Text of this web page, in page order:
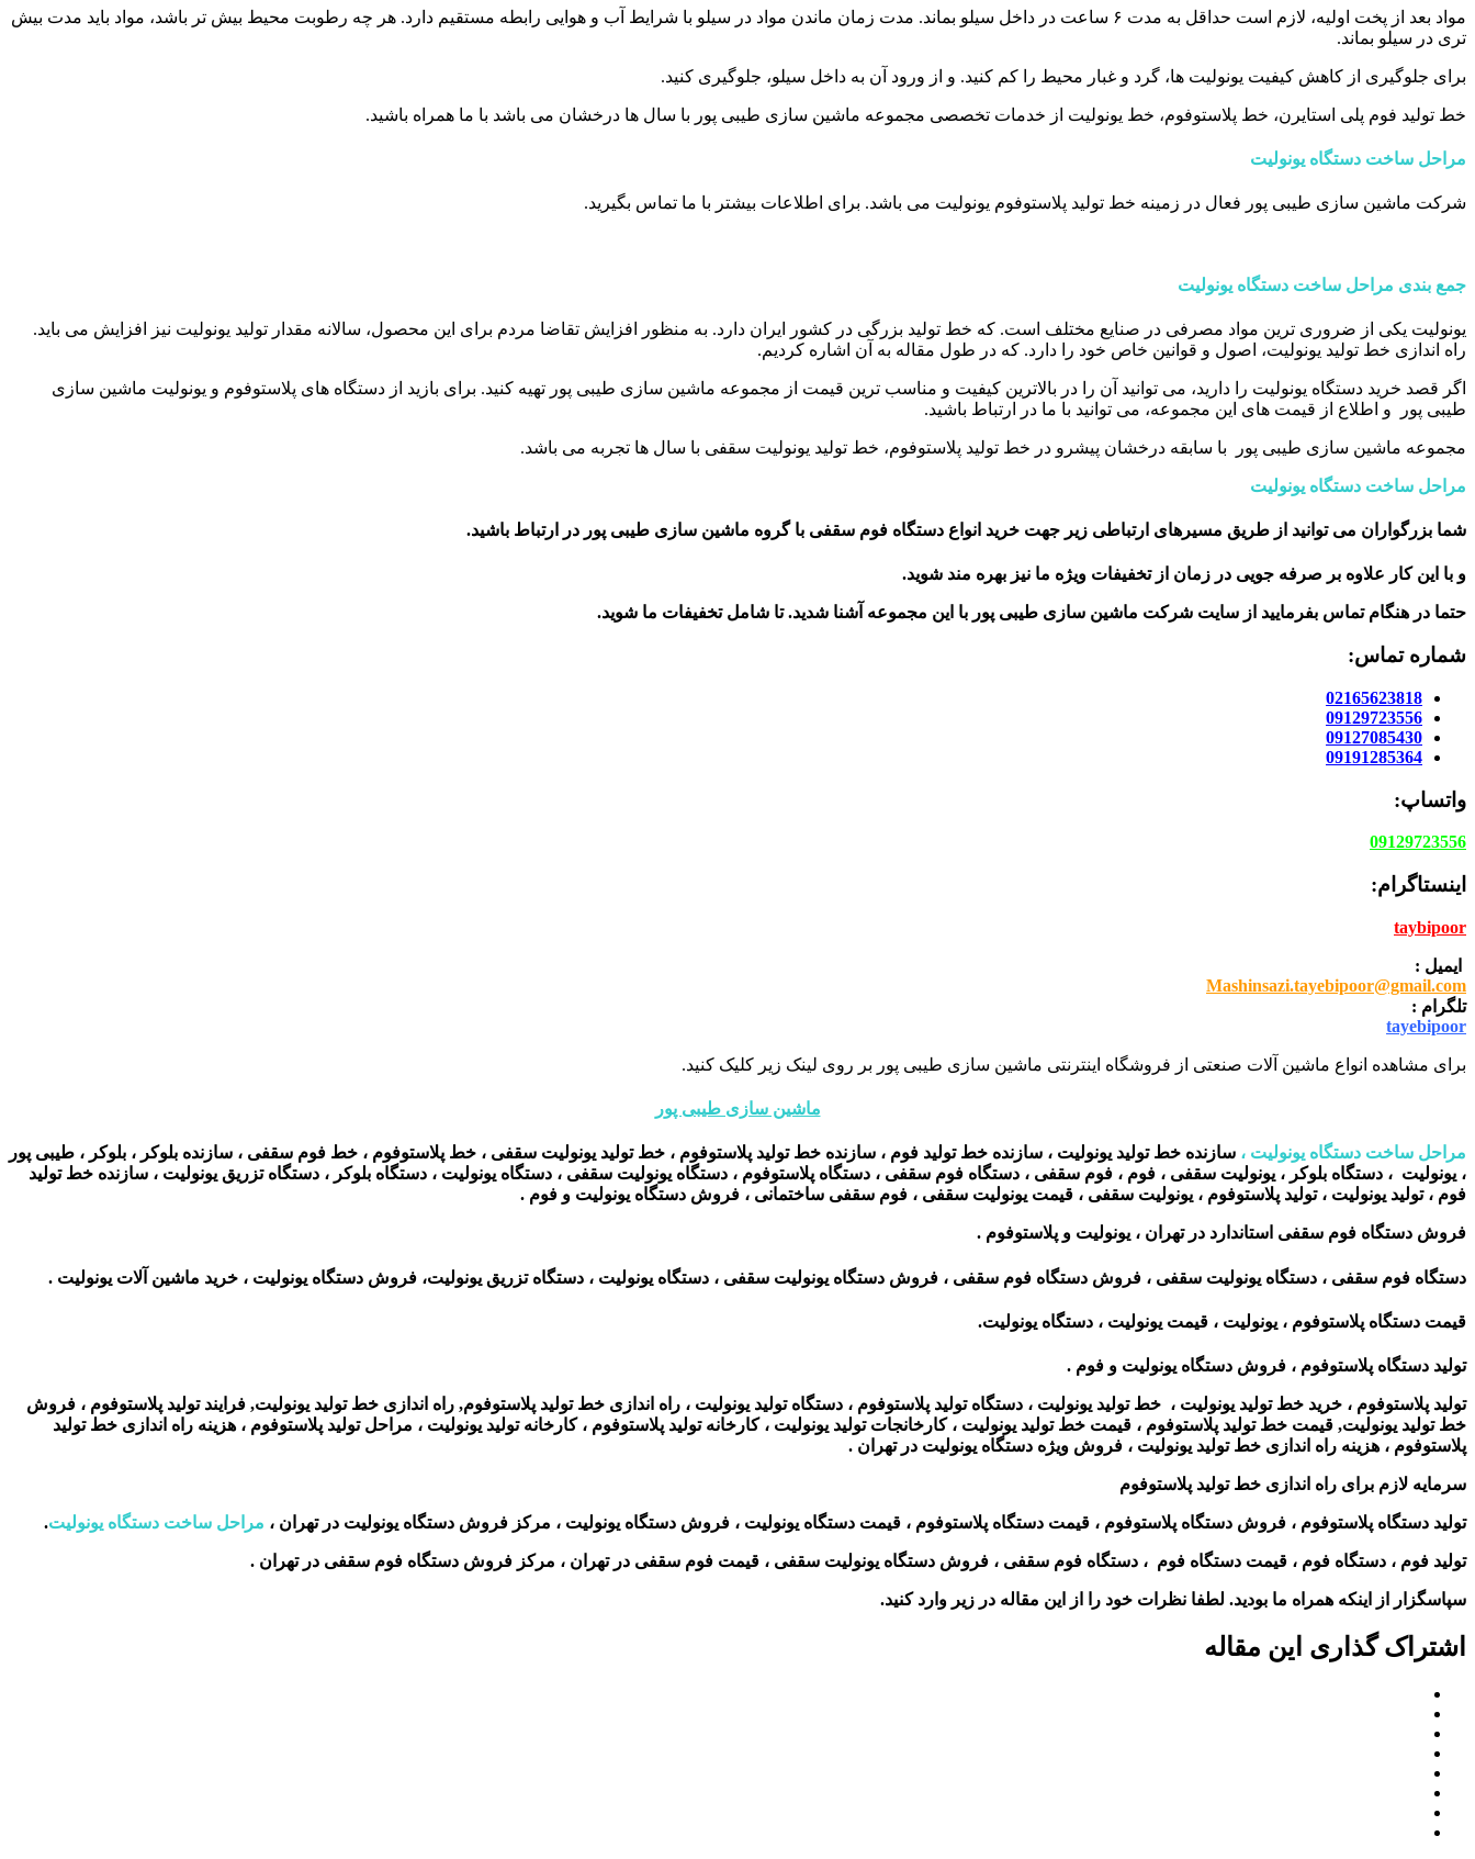
مواد بعد از پخت اولیه، لازم است حداقل به مدت ۶ ساعت در داخل سیلو بماند. مدت زمان ماندن مواد در سیلو با شرایط آب و هوایی رابطه مستقیم دارد. هر چه رطوبت محیط بیش تر باشد، مواد باید مدت بیش
تری در سیلو بماند.
برای جلوگیری از کاهش کیفیت یونولیت ها، گرد و غبار محیط را کم کنید. و از ورود آن به داخل سیلو، جلوگیری کنید.
خط تولید فوم پلی استایرن، خط پلاستوفوم، خط یونولیت از خدمات تخصصی مجموعه ماشین سازی طیبی پور با سال ها درخشان می باشد با ما همراه باشید.
مراحل ساخت دستگاه یونولیت
شرکت ماشین سازی طیبی پور فعال در زمینه خط تولید پلاستوفوم یونولیت می باشد. برای اطلاعات بیشتر با ما تماس بگیرید.
جمع بندی مراحل ساخت دستگاه یونولیت
یونولیت یکی از ضروری ترین مواد مصرفی در صنایع مختلف است. که خط تولید بزرگی در کشور ایران دارد. به منظور افزایش تقاضا مردم برای این محصول، سالانه مقدار تولید یونولیت نیز افزایش می باید.
راه اندازی خط تولید یونولیت، اصول و قوانین خاص خود را دارد. که در طول مقاله به آن اشاره کردیم.
اگر قصد خرید دستگاه یونولیت را دارید، می توانید آن را در بالاترین کیفیت و مناسب ترین قیمت از مجموعه ماشین سازی طیبی پور تهیه کنید. برای بازید از دستگاه های پلاستوفوم و یونولیت ماشین سازی
طیبی پور و اطلاع از قیمت های این مجموعه، می توانید با ما در ارتباط باشید.
مجموعه ماشین سازی طیبی پور با سابقه درخشان پیشرو در خط تولید پلاستوفوم، خط تولید یونولیت سقفی با سال ها تجربه می باشد.
مراحل ساخت دستگاه یونولیت
شما بزرگواران می توانید از طریق مسیرهای ارتباطی زیر جهت خرید انواع دستگاه فوم سقفی با گروه ماشین سازی طیبی پور در ارتباط باشید.
و با این کار علاوه بر صرفه جویی در زمان از تخفیفات ویژه ما نیز بهره مند شوید.
حتما در هنگام تماس بفرمایید از سایت شرکت ماشین سازی طیبی پور با این مجموعه آشنا شدید. تا شامل تخفیفات ما شوید.
شماره تماس:
02165623818
09129723556
09127085430
09191285364
واتساپ:
09129723556
اینستاگرام:
taybipoor
ایمیل :
Mashinsazi.tayebipoor@gmail.com
تلگرام :
tayebipoor
برای مشاهده انواع ماشین آلات صنعتی از فروشگاه اینترنتی ماشین سازی طیبی پور بر روی لینک زیر کلیک کنید.
ماشین سازی طیبی پور
مراحل ساخت دستگاه یونولیت ، سازنده خط تولید یونولیت ، سازنده خط تولید فوم ، سازنده خط تولید پلاستوفوم ، خط تولید یونولیت سقفی ، خط پلاستوفوم ، خط فوم سقفی ، سازنده بلوکر ، بلوکر ، طیبی پور
، یونولیت ، دستگاه بلوکر ، یونولیت سقفی ، فوم ، فوم سقفی ، دستگاه فوم سقفی ، دستگاه پلاستوفوم ، دستگاه یونولیت سقفی ، دستگاه یونولیت ، دستگاه بلوکر ، دستگاه تزریق یونولیت ، سازنده خط تولید
فوم ، تولید یونولیت ، تولید پلاستوفوم ، یونولیت سقفی ، قیمت یونولیت سقفی ، فوم سقفی ساختمانی ، فروش دستگاه یونولیت و فوم .
فروش دستگاه فوم سقفی استاندارد در تهران ، یونولیت و پلاستوفوم .
دستگاه فوم سقفی ، دستگاه یونولیت سقفی ، فروش دستگاه فوم سقفی ، فروش دستگاه یونولیت سقفی ، دستگاه یونولیت ، دستگاه تزریق یونولیت، فروش دستگاه یونولیت ، خرید ماشین آلات یونولیت .
قیمت دستگاه پلاستوفوم ، یونولیت ، قیمت یونولیت ، دستگاه یونولیت.
تولید دستگاه پلاستوفوم ، فروش دستگاه یونولیت و فوم .
تولید پلاستوفوم ، خرید خط تولید یونولیت ، خط تولید یونولیت ، دستگاه تولید پلاستوفوم ، دستگاه تولید یونولیت ، راه اندازی خط تولید پلاستوفوم, راه اندازی خط تولید یونولیت, فرایند تولید پلاستوفوم ، فروش
خط تولید یونولیت, قیمت خط تولید پلاستوفوم ، قیمت خط تولید یونولیت ، کارخانجات تولید یونولیت ، کارخانه تولید پلاستوفوم ، کارخانه تولید یونولیت ، مراحل تولید پلاستوفوم ، هزینه راه اندازی خط تولید
پلاستوفوم ، هزینه راه اندازی خط تولید یونولیت ، فروش ویژه دستگاه یونولیت در تهران .
سرمایه لازم برای راه اندازی خط تولید پلاستوفوم
تولید دستگاه پلاستوفوم ، فروش دستگاه پلاستوفوم ، قیمت دستگاه پلاستوفوم ، قیمت دستگاه یونولیت ، فروش دستگاه یونولیت ، مرکز فروش دستگاه یونولیت در تهران ، مراحل ساخت دستگاه یونولیت.
تولید فوم ، دستگاه فوم ، قیمت دستگاه فوم ، دستگاه فوم سقفی ، فروش دستگاه یونولیت سقفی ، قیمت فوم سقفی در تهران ، مرکز فروش دستگاه فوم سقفی در تهران .
سپاسگزار از اینکه همراه ما بودید. لطفا نظرات خود را از این مقاله در زیر وارد کنید.
اشتراک گذاری این مقاله